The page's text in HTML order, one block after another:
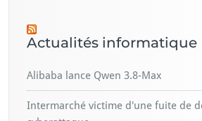
Actualités informatique
Alibaba lance Qwen 3.8-Max
Intermarché victime d'une fuite de